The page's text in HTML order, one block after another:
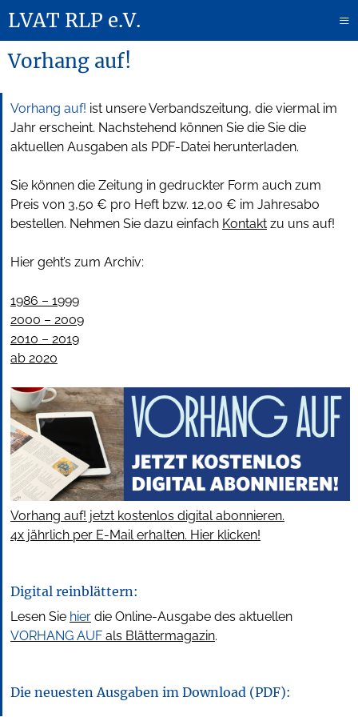
LVAT RLP e.V.
≡
Vorhang auf!
Vorhang auf! ist unsere Verbandszeitung, die viermal im
Jahr erscheint. Nachstehend können Sie die Sie die
aktuellen Ausgaben als PDF-Datei herunterladen.
Sie können die Zeitung in gedruckter Form auch zum
Preis von 3,50 € pro Heft bzw. 12,00 € im Jahresabo
bestellen. Nehmen Sie dazu einfach Kontakt zu uns auf!
Hier geht’s zum Archiv:
1986 – 1999
2000 – 2009
2010 – 2019
ab 2020
Vorhang auf! jetzt kostenlos digital abonnieren.
4x jährlich per E-Mail erhalten. Hier klicken!
Digital reinblättern:
Lesen Sie hier die Online-Ausgabe des aktuellen
VORHANG AUF als Blättermagazin.
Die neuesten Ausgaben im Download (PDF):